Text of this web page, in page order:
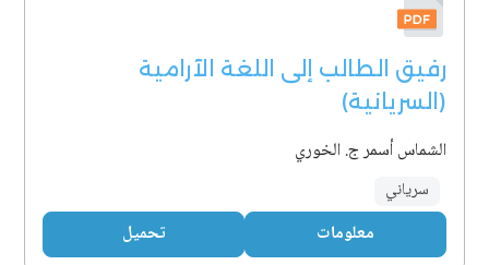
رفيق الطالب إلى اللغة الآرامية
(السريانية)
الشماس أسمر ج. الخوري
سرياني
معلومات تحميل